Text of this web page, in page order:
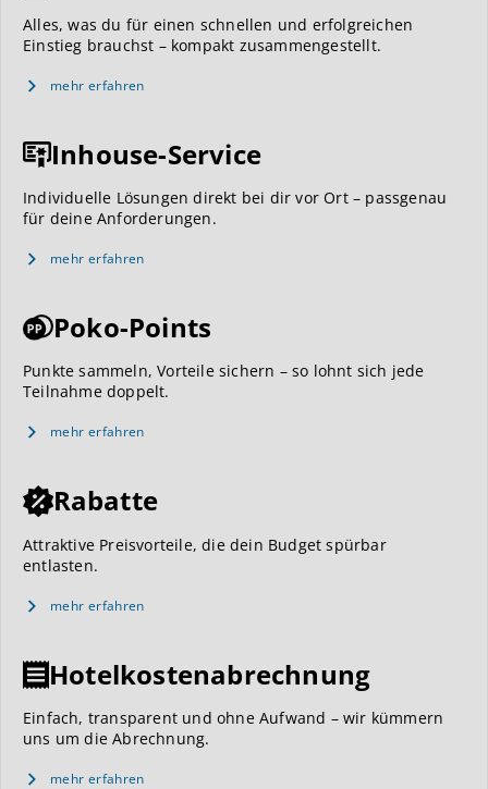
Alles, was du für einen schnellen und erfolgreichen
Einstieg brauchst – kompakt zusammengestellt.
mehr erfahren
Inhouse-Service
Individuelle Lösungen direkt bei dir vor Ort – passgenau
für deine Anforderungen.
mehr erfahren
Poko-Points
Punkte sammeln, Vorteile sichern – so lohnt sich jede
Teilnahme doppelt.
mehr erfahren
Rabatte
Attraktive Preisvorteile, die dein Budget spürbar
entlasten.
mehr erfahren
Hotelkostenabrechnung
Einfach, transparent und ohne Aufwand – wir kümmern
uns um die Abrechnung.
mehr erfahren